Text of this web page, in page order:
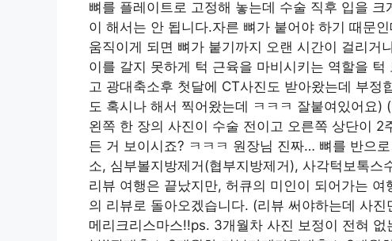
뼈를 플레이트로 고정해 놓는데 수술 직후 입을
이 해서는 안 됩니다.자른 뼈가 붙어야 하기 때문
움직이게 되면 뼈가 붙기까지 오랜 시간이 걸리거
이를 갈지 못하게 턱 근육을 마비시키는 역할을
고 광대축소후 첫달에 CT사진도 받아왔는데 부정
도 혹시나 해서 찍어왔는데 ㅋㅋㅋ 잘붙여있어요)
왼쪽 한 장의 사진이 수술 전이고 오른쪽 상단이 2
든 거 보이시죠? ㅋㅋㅋ 원장님 진짜… 뼈를 반으
소, 심부볼지방제거(협부지방제거), 사각턱보톡
리뷰 여행은 끝났지만, 허큐의 미인이 되어가는
의 리뷰로 돌아오겠습니다. (리뷰 써야하는데 사
메리크리스마스!!ps. 3개월차 사진 보정이 전혀